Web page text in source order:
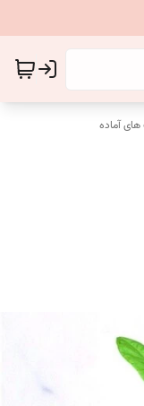
آماده